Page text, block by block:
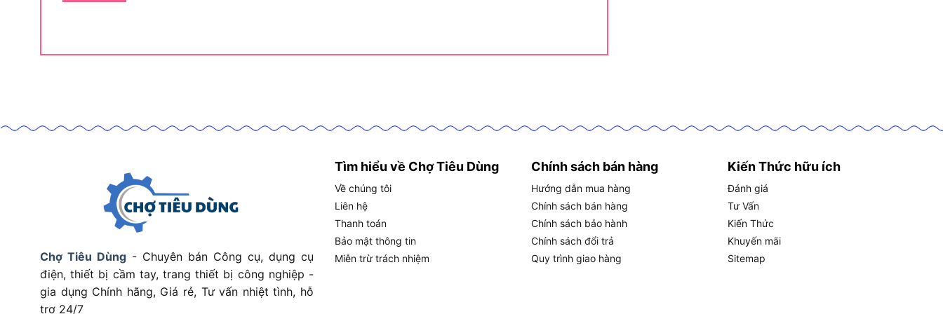
Tiếp theo, mỗi nhóm người dùng sẽ khai thác GD0602 theo cách khác nhau dựa trên đặc thù công
: làm nhẵn các mối hàn nhỏ, vệ sinh điểm nối sau khi hàn để chuẩn bị cho công đoạn sơn
phủ hoặc lắp ráp.
Gara/xưởng sửa chữa ô tô – xe má
y: xử lý chi tiết kim loại, phụ tùng nhỏ, mài chỉnh các bộ phận đã
mòn hoặc cần phục hồi.
– Người dùng DIY có kinh nghiệm: dùng khi cần mài tinh các sản phẩm thủ công, không phải cắt phá
Chợ Tiêu Dùng - Chuyên bán Công cụ, dụng cụ
điện, thiết bị cầm tay, trang thiết bị công nghiệp -
gia dụng Chính hãng, Giá rẻ, Tư vấn nhiệt tình, hỗ
trợ 24/7
Tìm hiểu về Chợ Tiêu Dùng
Về chúng tôi
Liên hệ
Thanh toán
Bảo mật thông tin
Miễn trừ trách nhiệm
Chính sách bán hàng
Hướng dẫn mua hàng
Chính sách bán hàng
Chính sách bảo hành
Chính sách đổi trả
Quy trình giao hàng
Kiến Thức hữu ích
Đánh giá
Tư Vấn
Kiến Thức
Khuyến mãi
Sitemap